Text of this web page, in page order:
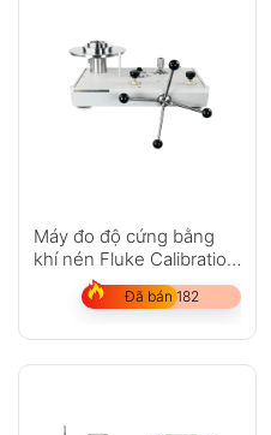
Máy đo độ cứng bằng
khí nén Fluke Calibration
P3031, P3032
Đã bán 182